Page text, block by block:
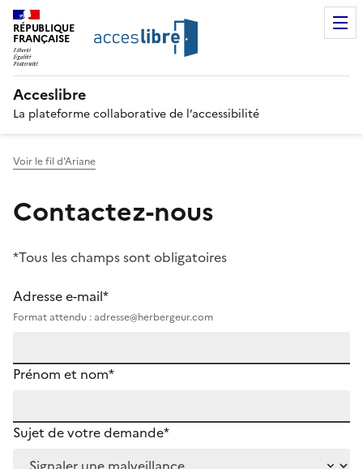
RÉPUBLIQUE
FRANÇAISE
Acceslibre
La plateforme collaborative de l’accessibilité
Voir le fil d'Ariane
Contactez-nous
*Tous les champs sont obligatoires
Adresse e-mail*
Format attendu : adresse@herbergeur.com
Prénom et nom*
Sujet de votre demande*